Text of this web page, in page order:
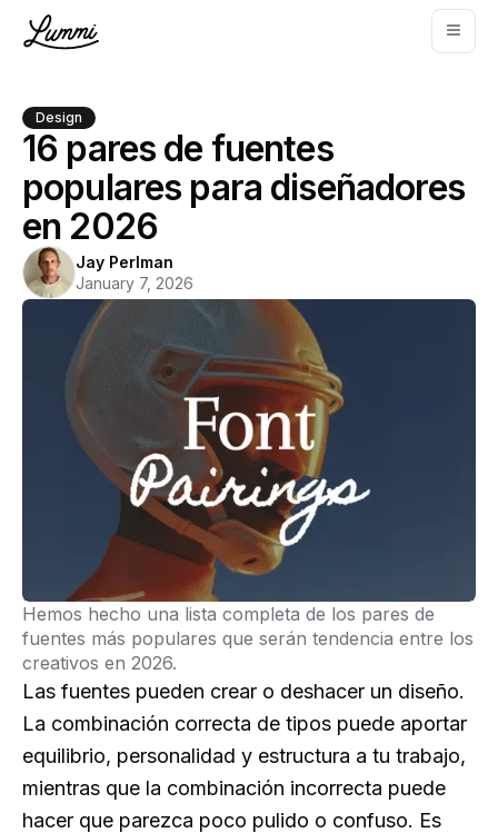
Design
16 pares de fuentes
populares para diseñadores
en 2026
Jay Perlman
January 7, 2026
Hemos hecho una lista completa de los pares de
fuentes más populares que serán tendencia entre los
creativos en 2026.
Las fuentes pueden crear o deshacer un diseño.
La combinación correcta de tipos puede aportar
equilibrio, personalidad y estructura a tu trabajo,
mientras que la combinación incorrecta puede
hacer que parezca poco pulido o confuso. Es